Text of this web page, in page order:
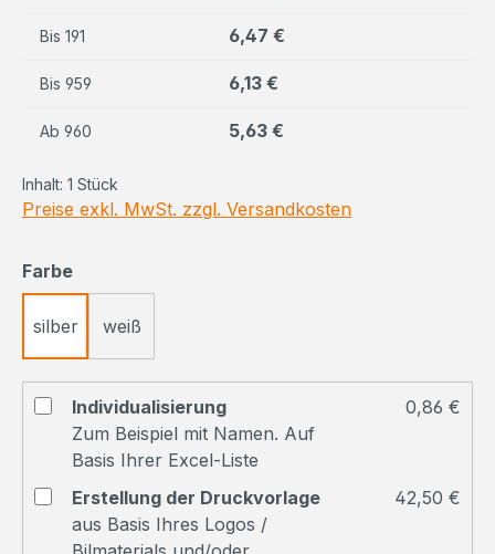
Bis 191 6,47 €
Bis 959 6,13 €
Ab 960 5,63 €
Inhalt: 1 Stück
Preise exkl. MwSt. zzgl. Versandkosten
Farbeauswählen
silber weiß
Individualisierung
Zum Beispiel mit Namen. Auf
Basis Ihrer Excel-Liste
0,86 €
Erstellung der Druckvorlage
aus Basis Ihres Logos /
42,50 €